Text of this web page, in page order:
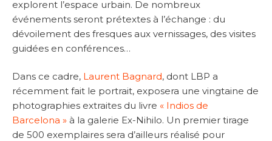
explorent l’espace urbain. De nombreux
événements seront prétextes à l’échange : du
dévoilement des fresques aux vernissages, des visites
guidées en conférences…
Dans ce cadre, Laurent Bagnard, dont LBP a
récemment fait le portrait, exposera une vingtaine de
photographies extraites du livre « Indios de
Barcelona » à la galerie Ex-Nihilo. Un premier tirage
de 500 exemplaires sera d’ailleurs réalisé pour